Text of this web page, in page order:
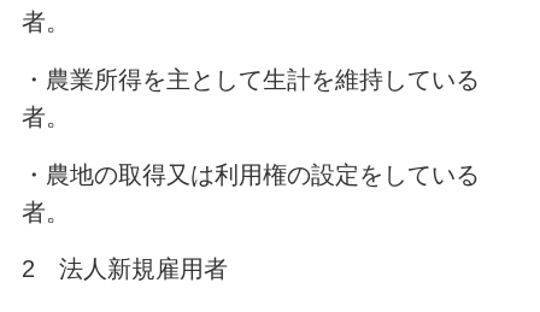
者。
・農業所得を主として生計を維持している
者。
・農地の取得又は利用権の設定をしている
者。
2 法人新規雇用者